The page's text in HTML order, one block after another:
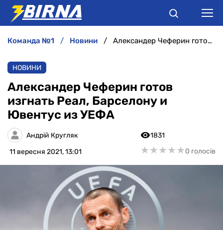
АНАЛІТИКА
ІНТЕРВ'Ю
РІЗНЕ
БУКМЕКЕРИ
команда №1 новини Александер Чеферин готов изгнать Реал, Барселону и Ювентус из УЕФА
НОВИНИ
Александер Чеферин готов
изгнать Реал, Барселону и
Ювентус из УЕФА
Андрій Кругляк
11 вересня 2021, 13:01
1831
★★★★★
★★★★★0 голосів